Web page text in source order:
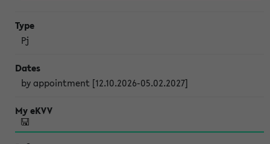
Pj
by appointment [12.10.2026-05.02.2027]